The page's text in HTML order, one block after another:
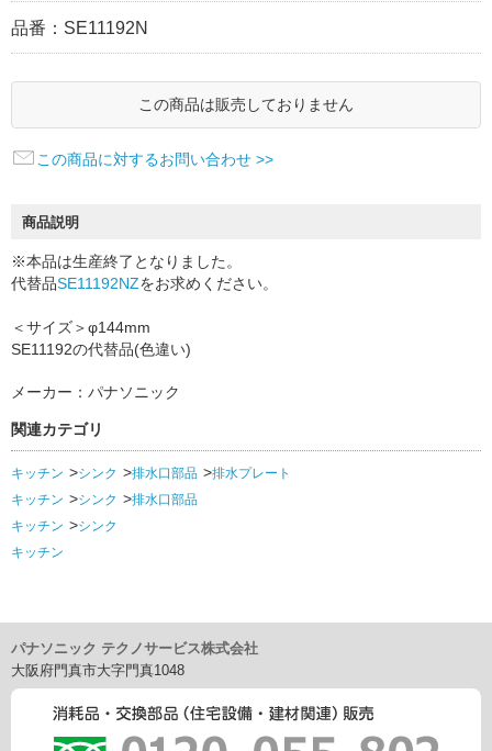
品番： SE11192N
この商品は販売しておりません
この商品に対するお問い合わせ >>
商品説明
※本品は生産終了となりました。
代替品SE11192NZをお求めください。
＜サイズ＞φ144mm
SE11192の代替品(色違い)
メーカー：パナソニック
関連カテゴリ
キッチン シンク 排水口部品
排水プレート
キッチン
シンク
排水口部品
キッチン
シンク
キッチン
パナソニック テクノサービス株式会社
大阪府門真市大字門真1048